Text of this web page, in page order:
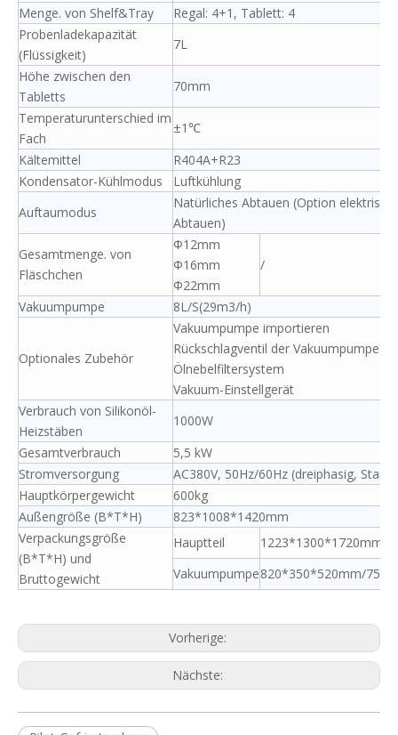
Menge. von Shelf&Tray
Regal: 4+1, Tablett: 4
Probenladekapazität
(Flüssigkeit)
7L
Höhe zwischen den
Tabletts
70mm
Temperaturunterschied im
Fach
±1℃
Kältemittel
R404A+R23
Kondensator-Kühlmodus
Luftkühlung
Auftaumodus
Natürliches Abtauen (Option
Abtauen)
Gesamtmenge. von
Fläschchen
Ф12mm
Ф16mm
Ф22mm
/
Vakuumpumpe 8L/S(29m3/h)
Optionales Zubehör
Vakuumpumpe importieren
Rückschlagventil der Vakuumpumpe
Ölnebelfiltersystem
Vakuum-Einstellgerät
Verbrauch von Silikonöl-
Heizstäben
1000W
Gesamtverbrauch
5,5 kW
Stromversorgung
AC380V, 50Hz/60Hz (dreiphasig,
Hauptkörpergewicht
600kg
Außengröße (B*T*H)
823*1008*1420mm
Verpackungsgröße
(B*T*H) und
Bruttogewicht
Hauptteil
1223*1300*1720mm/
Vakuumpumpe820*350*520mm/75kg
Vorherige:
Nächste: